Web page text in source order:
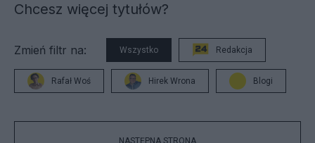
Chcesz więcej tytułów?
Zmień filtr na: Wszystko Redakcja
Rafał Woś Hirek Wrona Blogi
NASTĘPNA STRONA